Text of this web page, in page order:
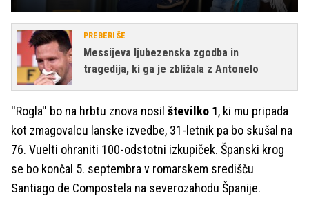
PREBERI ŠE
Messijeva ljubezenska zgodba in
tragedija, ki ga je zbližala z Antonelo
''Rogla'' bo na hrbtu znova nosil številko 1, ki mu pripada
kot zmagovalcu lanske izvedbe, 31-letnik pa bo skušal na
76. Vuelti ohraniti 100-odstotni izkupiček. Španski krog
se bo končal 5. septembra v romarskem središču
Santiago de Compostela na severozahodu Španije.